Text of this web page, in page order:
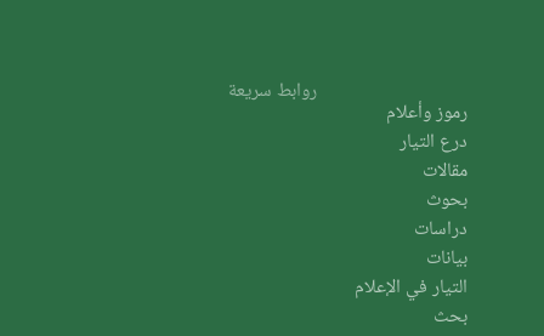
روابط سريعة
رموز وأعلام
درع التيار
مقالات
بحوث
دراسات
بيانات
التيار في الإعلام
بحث